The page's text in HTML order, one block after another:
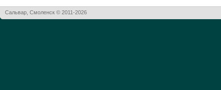
Сальвар, Смоленск © 2011-2026